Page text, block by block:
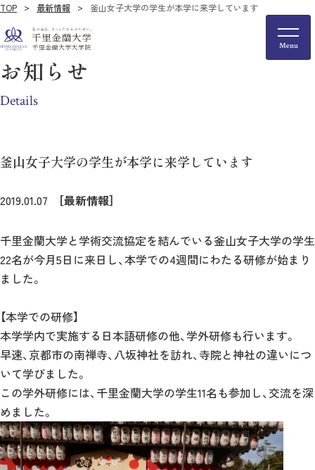
TOP 最新情報 釜山女子大学の学生が本学に来学しています
お知らせ
Details
釜山女子大学の学生が本学に来学しています
2019.01.07 ［最新情報］
千里金蘭大学と学術交流協定を結んでいる釜山女子大学の学生
22名が今月5日に来日し、本学での4週間にわたる研修が始まり
ました。
【本学での研修】
本学学内で実施する日本語研修の他、学外研修も行います。
早速、京都市の南禅寺、八坂神社を訪れ、寺院と神社の違いにつ
いて学びました。
この学外研修には、千里金蘭大学の学生11名も参加し、交流を深
めました。